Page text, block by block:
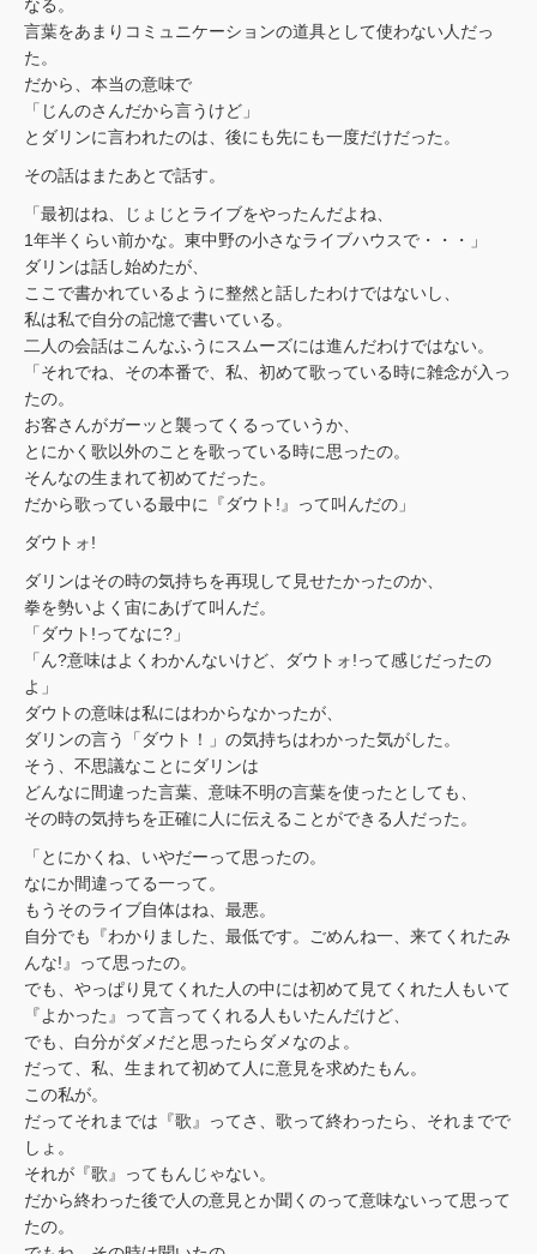
なる。
言葉をあまりコミュニケーションの道具として使わない人だっ
た。
だから、本当の意味で
「じんのさんだから言うけど」
とダリンに言われたのは、後にも先にも一度だけだった。
その話はまたあとで話す。
「最初はね、じょじとライブをやったんだよね、
1年半くらい前かな。東中野の小さなライブハウスで・・・」
ダリンは話し始めたが、
ここで書かれているように整然と話したわけではないし、
私は私で自分の記憶で書いている。
二人の会話はこんなふうにスムーズには進んだわけではない。
「それでね、その本番で、私、初めて歌っている時に雑念が入っ
たの。
お客さんがガーッと襲ってくるっていうか、
とにかく歌以外のことを歌っている時に思ったの。
そんなの生まれて初めてだった。
だから歌っている最中に『ダウト!』って叫んだの」
ダウトォ!
ダリンはその時の気持ちを再現して見せたかったのか、
拳を勢いよく宙にあげて叫んだ。
「ダウト!ってなに?」
「ん?意味はよくわかんないけど、ダウトォ!って感じだったの
よ」
ダウトの意味は私にはわからなかったが、
ダリンの言う「ダウト！」の気持ちはわかった気がした。
そう、不思議なことにダリンは
どんなに間違った言葉、意味不明の言葉を使ったとしても、
その時の気持ちを正確に人に伝えることができる人だった。
「とにかくね、いやだーって思ったの。
なにか間違ってる一って。
もうそのライブ自体はね、最悪。
自分でも『わかりました、最低です。ごめんね一、来てくれたみ
んな!』って思ったの。
でも、やっぱり見てくれた人の中には初めて見てくれた人もいて
『よかった』って言ってくれる人もいたんだけど、
でも、白分がダメだと思ったらダメなのよ。
だって、私、生まれて初めて人に意見を求めたもん。
この私が。
だってそれまでは『歌』ってさ、歌って終わったら、それまでで
しょ。
それが『歌』ってもんじゃない。
だから終わった後で人の意見とか聞くのって意味ないって思って
たの。